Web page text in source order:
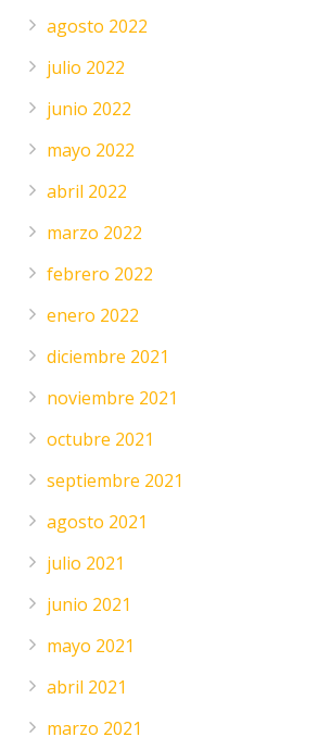
agosto 2022
julio 2022
junio 2022
mayo 2022
abril 2022
marzo 2022
febrero 2022
enero 2022
diciembre 2021
noviembre 2021
octubre 2021
septiembre 2021
agosto 2021
julio 2021
junio 2021
mayo 2021
abril 2021
marzo 2021